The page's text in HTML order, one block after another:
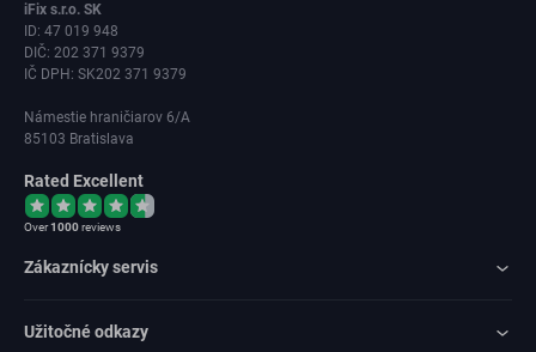
iFix s.r.o. SK
ID: 47 019 948
DIČ: 202 371 9379
IČ DPH: SK202 371 9379
Námestie hraničiarov 6/A
85103 Bratislava
Rated Excellent
Over1000reviews
Zákaznícky servis
Užitočné odkazy